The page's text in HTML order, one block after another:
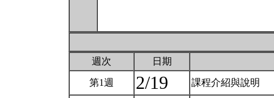
週次 日期
第1週 2/19 課程介紹與說明